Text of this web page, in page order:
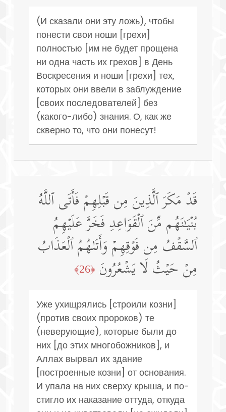
(И сказали они эту ложь), чтобы
понести свои ноши [грехи]
полностью [им не будет прощена
ни одна часть их грехов] в День
Воскресения и ноши [грехи] тех,
которых они ввели в заблуждение
[своих последователей] без
(какого-либо) знания. О, как же
скверно то, что они понесут!
قَدۡ مَكَرَ ٱلَّذِینَ مِن قَبۡلِهِمۡ فَأَتَى ٱللَّهُ
بُنۡیَـٰنَهُم مِّنَ ٱلۡقَوَاعِدِ فَخَرَّ عَلَیۡهِمُ
ٱلسَّقۡفُ مِن فَوۡقِهِمۡ وَأَتَىٰهُمُ ٱلۡعَذَابُ
مِنۡ حَیۡثُ لَا یَشۡعُرُونَ ﴿26﴾
Уже ухищрялись [строили козни]
(против своих пророков) те
(неверующие), которые были до
них [до этих многобожников], и
Аллах вырвал их здание
[построенные козни] от основания.
И упала на них сверху крыша, и по­
стигло их наказание оттуда, откуда